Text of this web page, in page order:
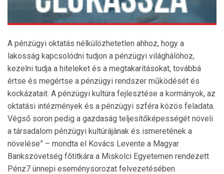
A pénzügyi oktatás nélkülözhetetlen ahhoz, hogy a
lakosság kapcsolódni tudjon a pénzügyi világhálóhoz,
kezelni tudja a hiteleket és a megtakarításokat, továbbá
értse és megértse a pénzügyi rendszer működését és
kockázatait. A pénzügyi kultúra fejlesztése a kormányok, az
oktatási intézmények és a pénzügyi szféra közös feladata.
Végső soron pedig a gazdaság teljesítőképességét növeli
a társadalom pénzügyi kultúrájának és ismeretének a
növelése” – mondta el Kovács Levente a Magyar
Bankszövetség főtitkára a Miskolci Egyetemen rendezett
Pénz7 ünnepi eseménysorozat felvezetésében.